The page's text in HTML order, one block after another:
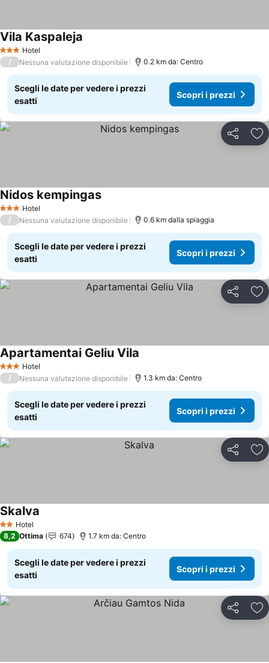
3 StelleHotel
Vila Kaspaleja
/ Nessuna valutazione disponibile 0.2 km da: Centro
Scegli le date per vedere i prezzi
esatti
Scopri i prezzi
Condividi
3 StelleHotel
Nidos kempingasScopri i prezzi
/ Nessuna valutazione disponibile 0.6 km dalla spiaggia
Scegli le date per vedere i prezzi
esatti
Scopri i prezzi
Condividi
3 StelleHotel
Apartamentai Geliu Vila
/ Nessuna valutazione disponibile 1.3 km da: Centro
Scegli le date per vedere i prezzi
esatti
Scopri i prezzi
Condividi
2 StelleHotel
Skalva
8,2 Ottima 674 1.7 km da: Centro
Scegli le date per vedere i prezzi
esatti
Scopri i prezzi
Condividi